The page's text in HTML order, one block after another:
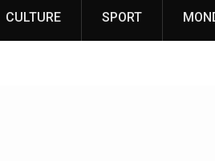
CULTURE SPORT